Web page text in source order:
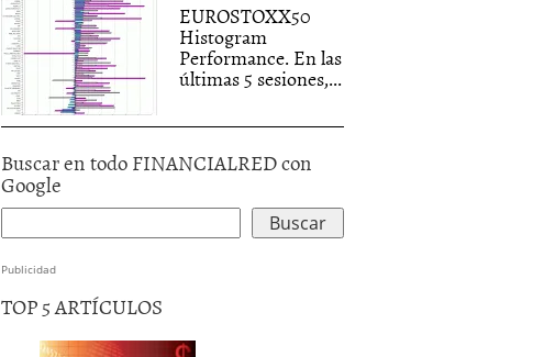
EUROSTOXX50
Histogram
Performance. En las
últimas 5 sesiones,...
Buscar en todo FINANCIALRED con
Google
Publicidad
TOP 5 ARTÍCULOS